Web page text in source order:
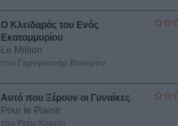
Ο Κλειδαράς του Ενός
Εκατομμυρίου
Le Million
του Γκρεγκουάρ Βινιερόν
Αυτό που Ξέρουν οι Γυναίκες
Pour le Plaisir
του Ρεέμ Κερισί